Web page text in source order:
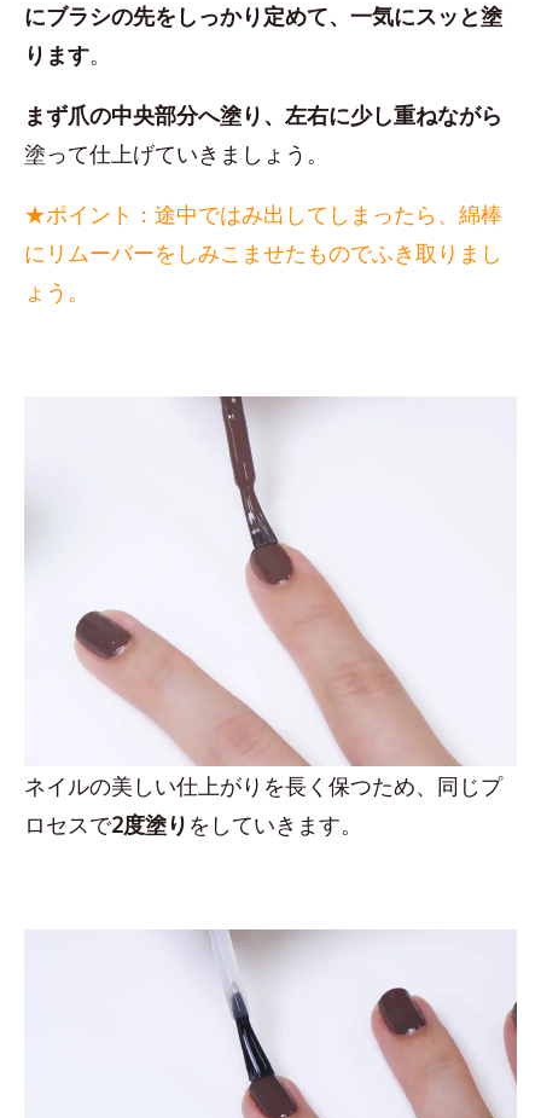
にブラシの先をしっかり定めて、一気にスッと塗
ります。
まず爪の中央部分へ塗り、左右に少し重ねながら
塗って仕上げていきましょう。
★ポイント：途中ではみ出してしまったら、綿棒
にリムーバーをしみこませたものでふき取りまし
ょう。
ネイルの美しい仕上がりを長く保つため、同じプ
ロセスで2度塗り をしていきます。